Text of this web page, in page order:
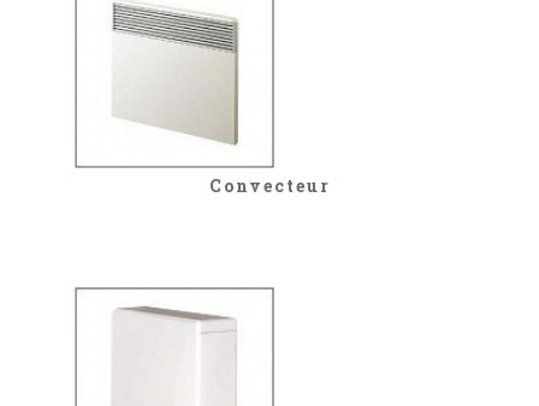
Convecteur